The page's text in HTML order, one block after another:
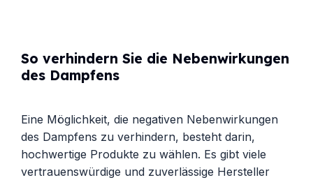
So verhindern Sie die Nebenwirkungen
des Dampfens
Eine Möglichkeit, die negativen Nebenwirkungen
des Dampfens zu verhindern, besteht darin,
hochwertige Produkte zu wählen. Es gibt viele
vertrauenswürdige und zuverlässige Hersteller